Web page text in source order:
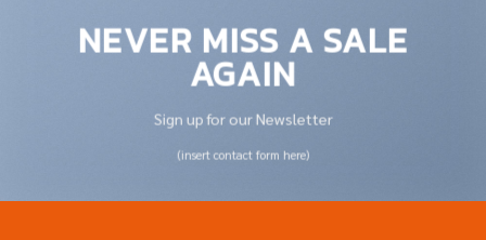
NEVER MISS A SALE
AGAIN
Sign up for our Newsletter
(insert contact form here)